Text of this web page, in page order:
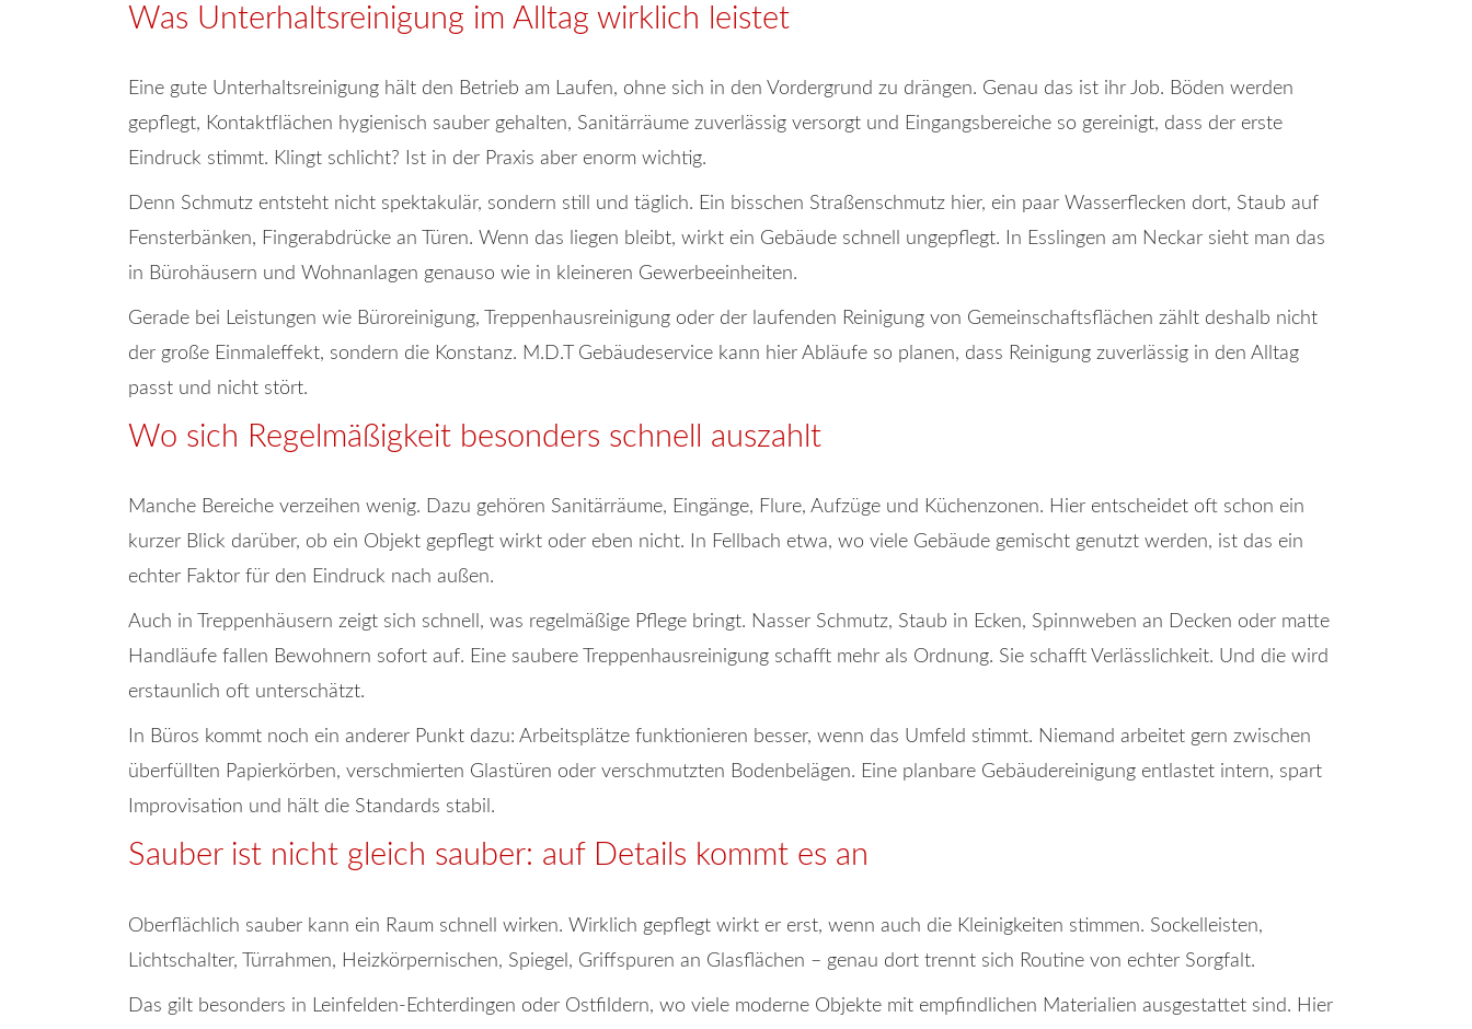
Was Unterhaltsreinigung im Alltag wirklich leistet
Eine gute Unterhaltsreinigung hält den Betrieb am Laufen, ohne sich in den Vordergrund zu drängen. Genau das ist ihr Job. Böden werden
gepflegt, Kontaktflächen hygienisch sauber gehalten, Sanitärräume zuverlässig versorgt und Eingangsbereiche so gereinigt, dass der erste
Eindruck stimmt. Klingt schlicht? Ist in der Praxis aber enorm wichtig.
Denn Schmutz entsteht nicht spektakulär, sondern still und täglich. Ein bisschen Straßenschmutz hier, ein paar Wasserflecken dort, Staub auf
Fensterbänken, Fingerabdrücke an Türen. Wenn das liegen bleibt, wirkt ein Gebäude schnell ungepflegt. In Esslingen am Neckar sieht man das
in Bürohäusern und Wohnanlagen genauso wie in kleineren Gewerbeeinheiten.
Gerade bei Leistungen wie Büroreinigung, Treppenhausreinigung oder der laufenden Reinigung von Gemeinschaftsflächen zählt deshalb nicht
der große Einmaleffekt, sondern die Konstanz. M.D.T Gebäudeservice kann hier Abläufe so planen, dass Reinigung zuverlässig in den Alltag
passt und nicht stört.
Wo sich Regelmäßigkeit besonders schnell auszahlt
Manche Bereiche verzeihen wenig. Dazu gehören Sanitärräume, Eingänge, Flure, Aufzüge und Küchenzonen. Hier entscheidet oft schon ein
kurzer Blick darüber, ob ein Objekt gepflegt wirkt oder eben nicht. In Fellbach etwa, wo viele Gebäude gemischt genutzt werden, ist das ein
echter Faktor für den Eindruck nach außen.
Auch in Treppenhäusern zeigt sich schnell, was regelmäßige Pflege bringt. Nasser Schmutz, Staub in Ecken, Spinnweben an Decken oder matte
Handläufe fallen Bewohnern sofort auf. Eine saubere Treppenhausreinigung schafft mehr als Ordnung. Sie schafft Verlässlichkeit. Und die wird
erstaunlich oft unterschätzt.
In Büros kommt noch ein anderer Punkt dazu: Arbeitsplätze funktionieren besser, wenn das Umfeld stimmt. Niemand arbeitet gern zwischen
überfüllten Papierkörben, verschmierten Glastüren oder verschmutzten Bodenbelägen. Eine planbare Gebäudereinigung entlastet intern, spart
Improvisation und hält die Standards stabil.
Sauber ist nicht gleich sauber: auf Details kommt es an
Oberflächlich sauber kann ein Raum schnell wirken. Wirklich gepflegt wirkt er erst, wenn auch die Kleinigkeiten stimmen. Sockelleisten,
Lichtschalter, Türrahmen, Heizkörpernischen, Spiegel, Griffspuren an Glasflächen – genau dort trennt sich Routine von echter Sorgfalt.
Das gilt besonders in Leinfelden-Echterdingen oder Ostfildern, wo viele moderne Objekte mit empfindlichen Materialien ausgestattet sind. Hier